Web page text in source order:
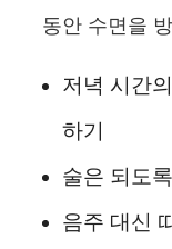
동안 수면을
저녁 시간
하기
술은 되도
음주 대신